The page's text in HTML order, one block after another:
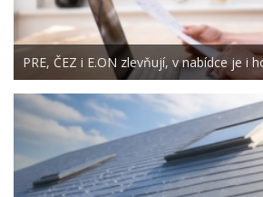
PRE, ČEZ i E.ON zlevňují, v nabídce je i